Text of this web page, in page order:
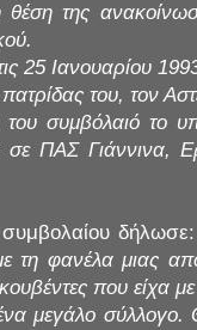
θέση της
25 Ιανουαρίου
πατρίδας του, τον
συμβόλαιό το
σε ΠΑΣ Γιάννινα,
δήλωσε:
φανέλα μιας από
που είχα
ένα μεγάλο